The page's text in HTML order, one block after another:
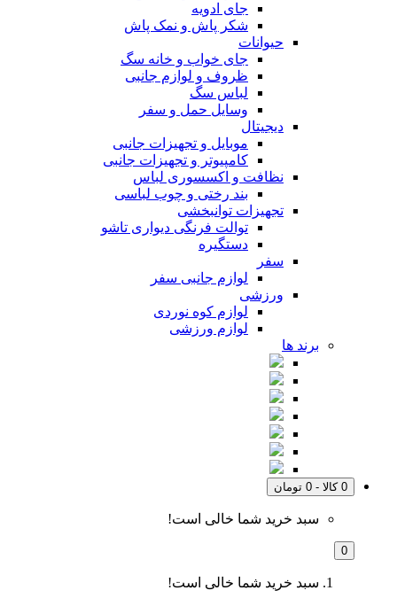
جای ادویه
شکر پاش و نمک پاش
حیوانات
جای خواب و خانه سگ
ظروف و لوازم جانبی
لباس سگ
وسایل حمل و سفر
دیجیتال
موبایل و تجهیزات جانبی
کامپیوتر و تجهیزات جانبی
نظافت و اکسسوری لباس
بند رختی و چوب لباسی
تجهیزات توانبخشی
توالت فرنگی دیواری تاشو
دستگیره
سفر
لوازم جانبی سفر
ورزشی
لوازم کوه نوردی
لوازم ورزشی
برند ها
0 کالا - 0 تومان
سبد خرید شما خالی است!
0
سبد خرید شما خالی است!